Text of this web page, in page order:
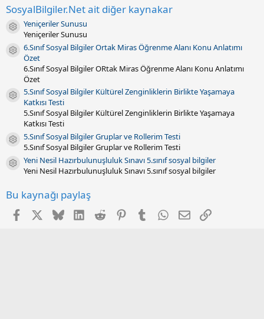
l
d
ı
z
(
l
r
SosyalBilgiler.Net ait diğer kaynakar
Kaynak ikonu
Yeniçeriler Sunusu
Yeniçeriler Sunusu
Kaynak ikonu
6.Sınıf Sosyal Bilgiler Ortak Miras Öğrenme Alanı Konu Anlatımı
Özet
6.Sınıf Sosyal Bilgiler ORtak Miras Öğrenme Alanı Konu Anlatımı
Özet
Kaynak ikonu
5.Sınıf Sosyal Bilgiler Kültürel Zenginliklerin Birlikte Yaşamaya
Katkısı Testi
5.Sınıf Sosyal Bilgiler Kültürel Zenginliklerin Birlikte Yaşamaya
Katkısı Testi
Kaynak ikonu
5.Sınıf Sosyal Bilgiler Gruplar ve Rollerim Testi
5.Sınıf Sosyal Bilgiler Gruplar ve Rollerim Testi
Kaynak ikonu
Yeni Nesil Hazırbulunuşluluk Sınavı 5.sınıf sosyal bilgiler
Yeni Nesil Hazırbulunuşluluk Sınavı 5.sınıf sosyal bilgiler
Bu kaynağı paylaş
Facebook BlueskyLinkedInReddit PinterestTumblr WhatsApp
E-postaLink